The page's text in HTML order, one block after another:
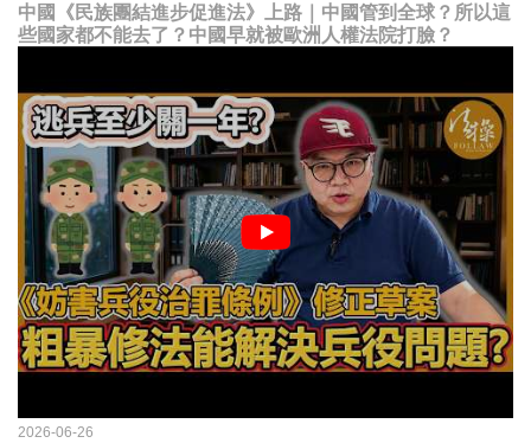
中國《民族團結進步促進法》上路｜中國管到全球？所以這
些國家都不能去了？中國早就被歐洲人權法院打臉？
2026-06-26